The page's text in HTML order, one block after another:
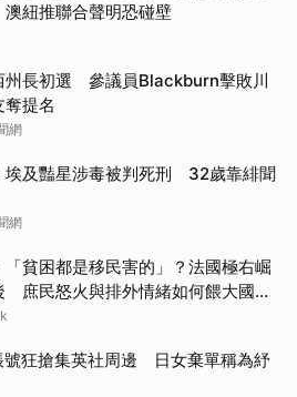
紐推聯合聲明恐碰壁
州長初選 參議員Blackburn擊敗川
奪提名
網
埃及豔星涉毒被判死刑 32歲靠緋聞
網
「貧困都是移民害的」？法國極右崛
庶民怒火與排外情緒如何餵大國民
狂搶集英社周邊 日女棄單稱為紓